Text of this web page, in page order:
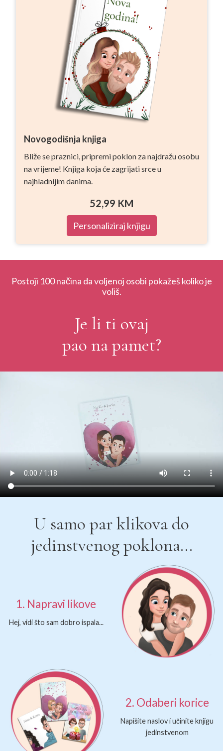
Novogodišnja knjiga
Bliže se praznici, pripremi poklon za najdražu osobu
na vrijeme! Knjiga koja će zagrijati srce u
najhladnijim danima.
52,99 KM
Personaliziraj knjigu
Postoji 100 načina da voljenoj osobi pokažeš koliko je
voliš.
Je li ti ovaj
pao na pamet?
U samo par klikova do
jedinstvenog poklona...
1. Napravi likove
Hej, vidi što sam dobro ispala...
2. Odaberi korice
Napišite naslov i učinite knjigu
jedinstvenom